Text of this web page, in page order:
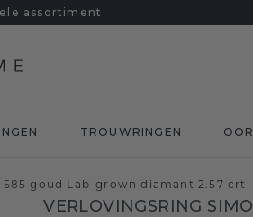
assortiment
TROUWRINGEN
goud Lab-grown diamant 2.57 crt
VERLOVINGSRING